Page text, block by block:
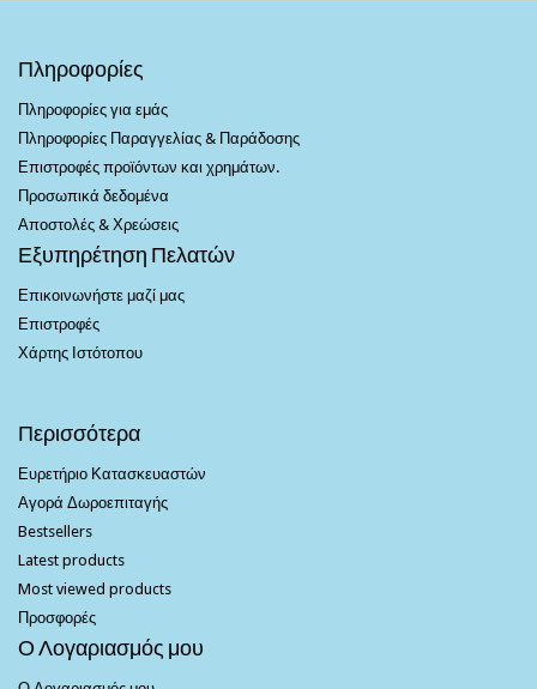
Πληροφορίες
Πληροφορίες για εμάς
Πληροφορίες Παραγγελίας & Παράδοσης
Επιστροφές προϊόντων και χρημάτων.
Προσωπικά δεδομένα
Αποστολές & Χρεώσεις
Εξυπηρέτηση Πελατών
Επικοινωνήστε μαζί μας
Επιστροφές
Χάρτης Ιστότοπου
Περισσότερα
Ευρετήριο Κατασκευαστών
Αγορά Δωροεπιταγής
Bestsellers
Latest products
Most viewed products
Προσφορές
Ο Λογαριασμός μου